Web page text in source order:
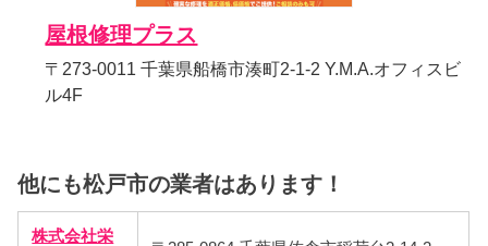
屋根修理プラス
〒273-0011 千葉県船橋市湊町2-1-2 Y.M.A.オフィスビ
ル4F
他にも松戸市の業者はあります！
株式会社栄